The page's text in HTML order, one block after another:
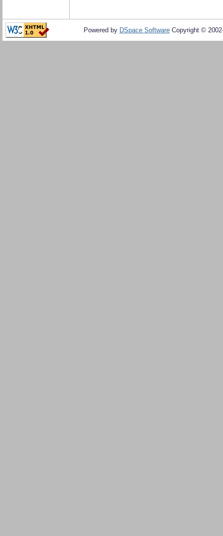
Powered by DSpace Software Copyright ©